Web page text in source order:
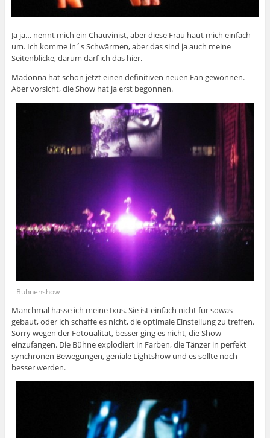
Ja ja… nennt mich ein Chauvinist, aber diese Frau haut mich einfach
um. Ich komme in´s Schwärmen, aber das sind ja auch meine
Seitenblicke, darum darf ich das hier.
Madonna hat schon jetzt einen definitiven neuen Fan gewonnen.
Aber vorsicht, die Show hat ja erst begonnen.
Bühnenshow
Manchmal hasse ich meine Ixus. Sie ist einfach nicht für sowas
gebaut, oder ich schaffe es nicht, die optimale Einstellung zu treffen.
Sorry wegen der Fotoualität, besser ging es nicht, die Show
einzufangen. Die Bühne explodiert in Farben, die Tänzer in perfekt
synchronen Bewegungen, geniale Lightshow und es sollte noch
besser werden.